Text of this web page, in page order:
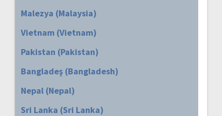
Malezya (Malaysia)
Vietnam (Vietnam)
Pakistan (Pakistan)
Bangladeş (Bangladesh)
Nepal (Nepal)
Sri Lanka (Sri Lanka)